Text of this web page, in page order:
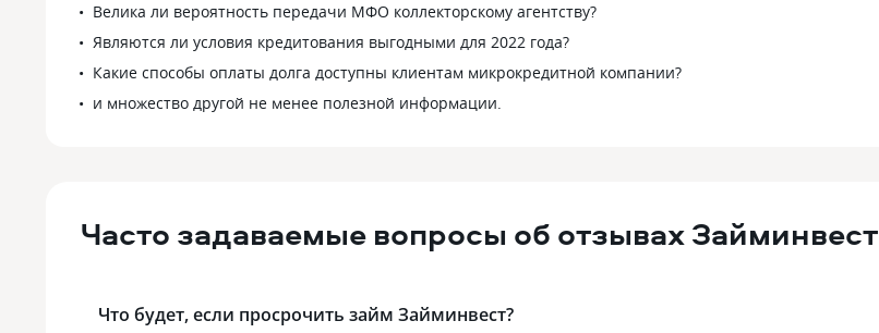
Велика ли вероятность передачи МФО коллекторскому агентству?
Являются ли условия кредитования выгодными для 2022 года?
Какие способы оплаты долга доступны клиентам микрокредитной компании?
и множество другой не менее полезной информации.
Часто задаваемые вопросы об отзывах Займинвест
Что будет, если просрочить займ Займинвест?